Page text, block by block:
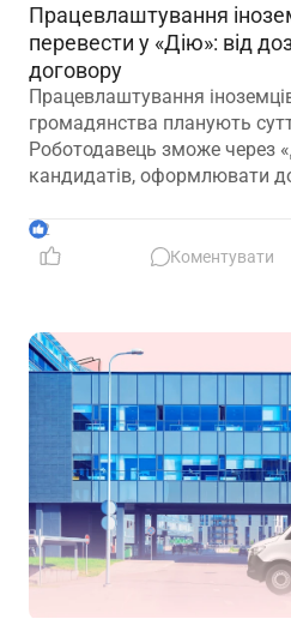
Працевлаштування
перевести у «Дію»: від
договору
Працевлаштування
громадянства планують
Роботодавець зможе через
кандидатів, оформлювати
прийняття на роботу
2
Коментувати